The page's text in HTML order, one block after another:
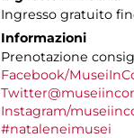
Ingresso gratuito
Informazioni
Prenotazione
Facebook/
Instagram/
#nataleneimusei